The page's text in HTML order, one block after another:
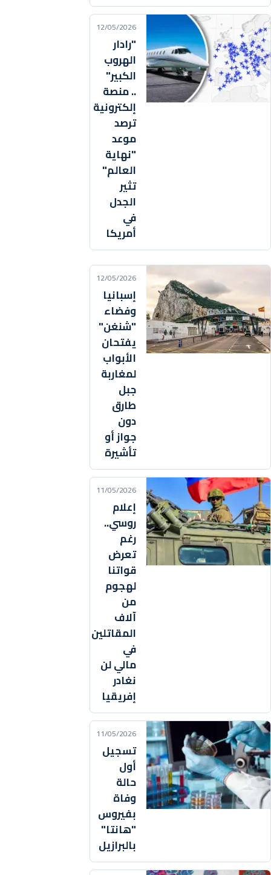
12/05/2026
"رادار
الهروب
الكبير"
.. منصة
إلكترونية
ترصد
موعد
"نهاية
العالم"
تثير
الجدل
في
أمريكا
12/05/2026
إسبانيا
وفضاء
"شنغن"
يفتحان
الأبواب
لمغاربة
جبل
طارق
دون
جواز أو
تأشيرة
11/05/2026
إعلام
روسي..
رغم
تعرض
قواتنا
لهجوم
من
آلاف
المقاتلين
في
مالي لن
نغادر
إفريقيا
11/05/2026
تسجيل
أول
حالة
وفاة
بفيروس
"هانتا"
بالبرازيل